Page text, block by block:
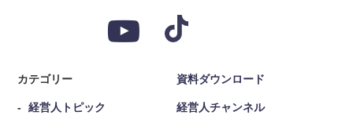
カテゴリー
経営人トピック
資料ダウンロード
経営人チャンネル